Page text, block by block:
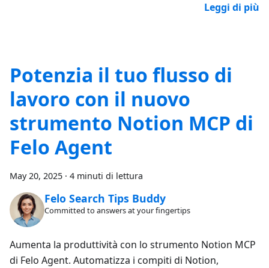
Leggi di più
Potenzia il tuo flusso di
lavoro con il nuovo
strumento Notion MCP di
Felo Agent
May 20, 2025 · 4 minuti di lettura
Felo Search Tips Buddy
Committed to answers at your fingertips
Aumenta la produttività con lo strumento Notion MCP
di Felo Agent. Automatizza i compiti di Notion,